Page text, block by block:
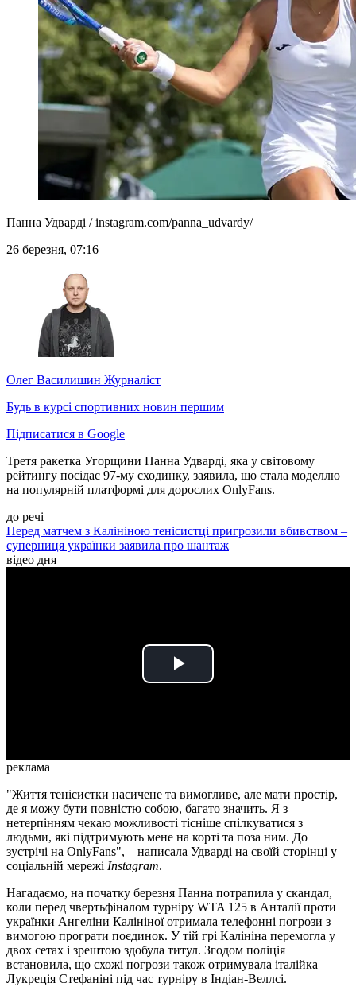
Панна Удварді / instagram.com/panna_udvardy/
26 березня, 07:16
Олег Василишин Журналіст
Будь в курсі спортивних новин першим
Підписатися в Google
Третя ракетка Угорщини Панна Удварді, яка у світовому
рейтингу посідає 97-му сходинку, заявила, що стала моделлю
на популярній платформі для дорослих OnlyFans.
до речі
Перед матчем з Калініною тенісистці пригрозили вбивством –
суперниця українки заявила про шантаж
відео дня
Play
реклама
"Життя тенісистки насичене та вимогливе, але мати простір,
де я можу бути повністю собою, багато значить. Я з
нетерпінням чекаю можливості тісніше спілкуватися з
людьми, які підтримують мене на корті та поза ним. До
зустрічі на OnlyFans", – написала Удварді на своїй сторінці у
соціальній мережі Instagram.
Нагадаємо, на початку березня Панна потрапила у скандал,
коли перед чвертьфіналом турніру WTA 125 в Анталії проти
українки Ангеліни Калініної отримала телефонні погрози з
вимогою програти поєдинок. У тій грі Калініна перемогла у
двох сетах і зрештою здобула титул. Згодом поліція
встановила, що схожі погрози також отримувала італійка
Лукреція Стефаніні під час турніру в Індіан-Веллсі.